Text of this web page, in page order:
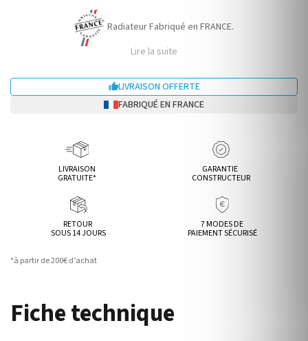
Radiateur Fabriqué en FRANCE.
Lire la suite
LIVRAISON OFFERTE
FABRIQUÉ EN FRANCE
LIVRAISON
GRATUITE*
GARANTIE
CONSTRUCTEUR
RETOUR
SOUS 14 JOURS
7 MODES DE
PAIEMENT SÉCURISÉ
*à partir de 200€ d’achat
Fiche technique